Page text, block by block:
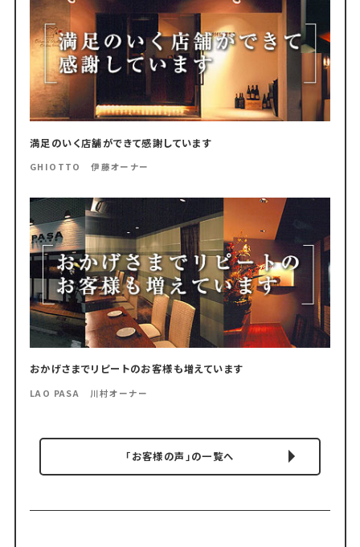
満足のいく店舗ができて感謝しています
GHIOTTO 伊藤オーナー
おかげさまでリピートのお客様も増えています
LAO PASA 川村オーナー
「お客様の声」の一覧へ